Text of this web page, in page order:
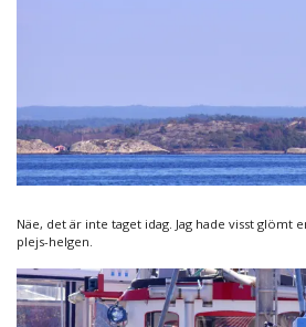
Näe, det är inte taget idag. Jag hade visst
plejs-helgen.